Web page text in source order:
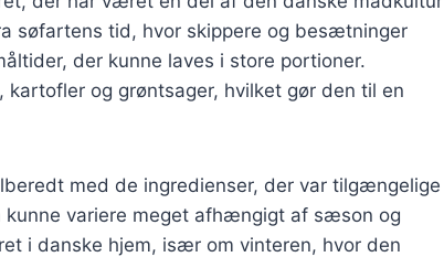
søfartens tid, hvor skippere og besætninger
der kunne laves i store portioner.
og grøntsager, hvilket gør den til en
med de ingredienser, der var tilgængelige
variere meget afhængigt af sæson og
i danske hjem, især om vinteren, hvor den